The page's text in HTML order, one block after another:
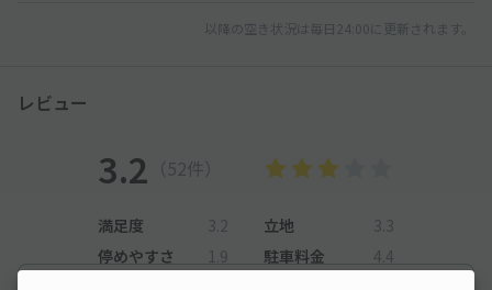
以降の空き状況は毎日24:00に更新されます。
レビュー
3.2 （52件）
満足度 3.2 立地
3.3
停めやすさ
1.9 駐車料金
4.4